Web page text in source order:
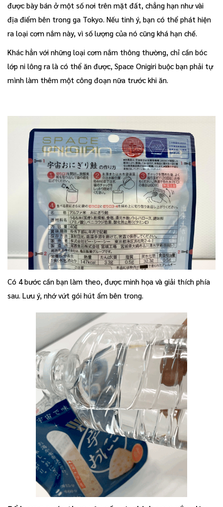
được bày bán ở một số nơi trên mặt đất, chẳng hạn như vài
địa điểm bên trong ga Tokyo. Nếu tinh ý, bạn có thể phát hiện
ra loại cơm nắm này, vì số lượng của nó cũng khá hạn chế.
Khác hẳn với những loại cơm nắm thông thường, chỉ cần bóc
lớp ni lông ra là có thể ăn được, Space Onigiri buộc bạn phải tự
mình làm thêm một công đoạn nữa trước khi ăn.
Có 4 bước cần bạn làm theo, được minh họa và giải thích phía
sau. Lưu ý, nhớ vứt gói hút ẩm bên trong.